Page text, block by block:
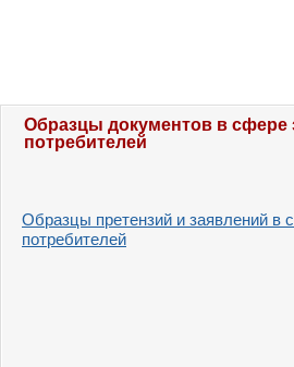
Образцы документов в
потребителей
Образцы претензий и заявлений в
потребителей